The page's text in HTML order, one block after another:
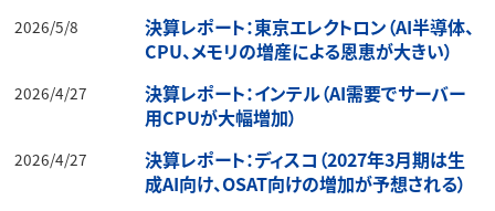
2026/5/8
決算レポート：東京エレクトロン（AI半導体、
CPU、メモリの増産による恩恵が大きい）
2026/4/27
決算レポート：インテル（AI需要でサーバー
用CPUが大幅増加）
2026/4/27
決算レポート：ディスコ（2027年3月期は生
成AI向け、OSAT向けの増加が予想される）